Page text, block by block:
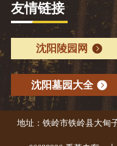
友情链接
沈阳陵园网
沈阳墓园大全
地址：铁岭市铁岭县大甸